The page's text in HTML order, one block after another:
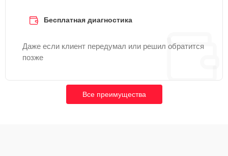
Бесплатная диагностика
Даже если клиент передумал или решил обратится
позже
Все преимущества